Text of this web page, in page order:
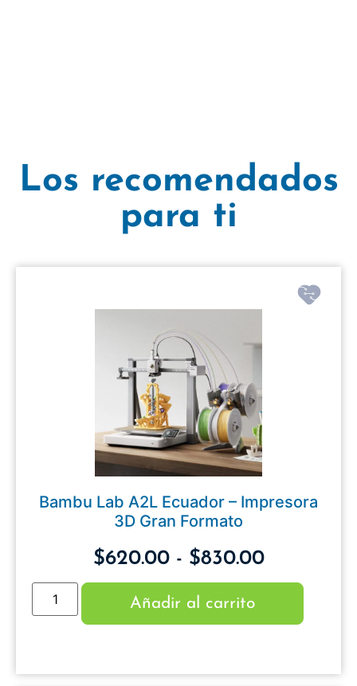
Los recomendados
para ti
Bambu Lab A2L Ecuador – Impresora
3D Gran Formato
$620.00 - $830.00
Añadir al carrito